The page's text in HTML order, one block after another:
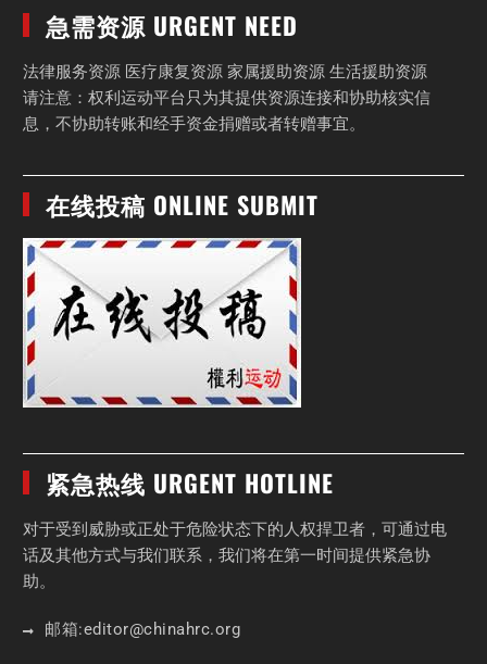
急需资源 URGENT NEED
法律服务资源 医疗康复资源 家属援助资源 生活援助资源
请注意：权利运动平台只为其提供资源连接和协助核实信
息，不协助转账和经手资金捐赠或者转赠事宜。
在线投稿 ONLINE SUBMIT
紧急热线 URGENT HOTLINE
对于受到威胁或正处于危险状态下的人权捍卫者，可通过电
话及其他方式与我们联系，我们将在第一时间提供紧急协
助。
邮箱:editor@chinahrc.org